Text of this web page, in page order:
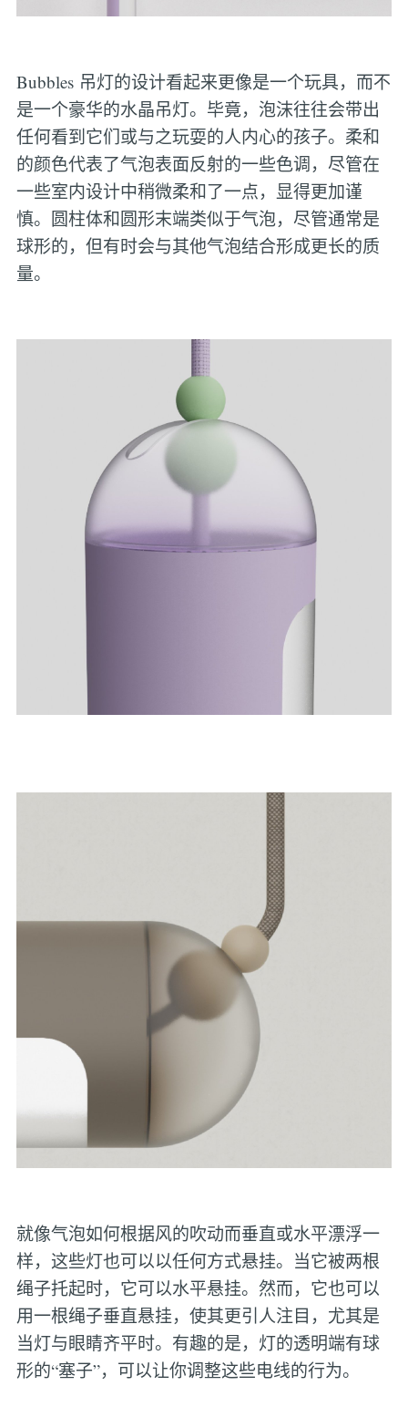
Bubbles 吊灯的设计看起来更像是一个玩具，而不
是一个豪华的水晶吊灯。毕竟，泡沫往往会带出
任何看到它们或与之玩耍的人内心的孩子。柔和
的颜色代表了气泡表面反射的一些色调，尽管在
一些室内设计中稍微柔和了一点，显得更加谨
慎。圆柱体和圆形末端类似于气泡，尽管通常是
球形的，但有时会与其他气泡结合形成更长的质
量。
就像气泡如何根据风的吹动而垂直或水平漂浮一
样，这些灯也可以以任何方式悬挂。当它被两根
绳子托起时，它可以水平悬挂。然而，它也可以
用一根绳子垂直悬挂，使其更引人注目，尤其是
当灯与眼睛齐平时。有趣的是，灯的透明端有球
形的“塞子”，可以让你调整这些电线的行为。